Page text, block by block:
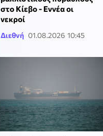
στο Κίεβο - Εννέα οι
νεκροί
Διεθνή 01.08.2026 10:45